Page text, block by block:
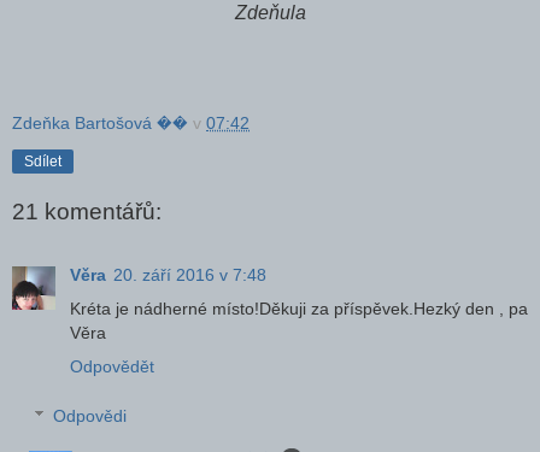
Zdeňula
Zdeňka Bartošová �� v 07:42
Sdílet
21 komentářů:
Věra 20. září 2016 v 7:48
Kréta je nádherné místo!Děkuji za příspěvek.Hezký den , pa
Věra
Odpovědět
Odpovědi